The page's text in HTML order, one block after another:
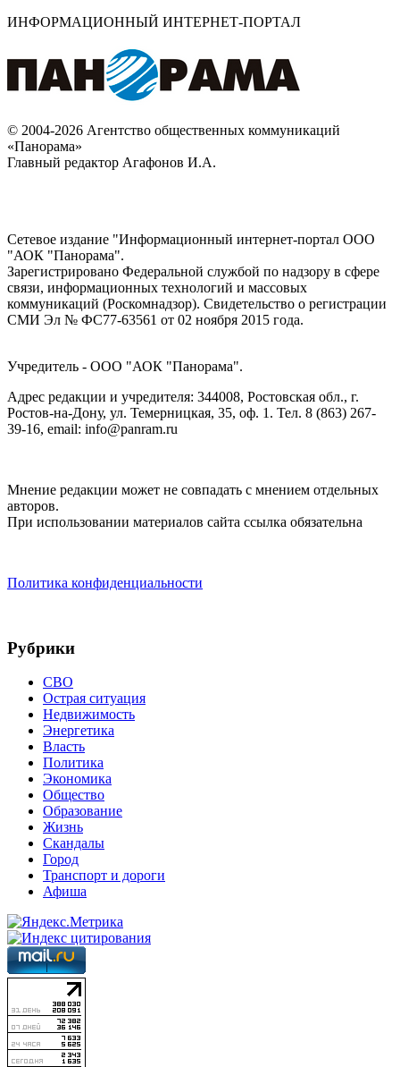
ИНФОРМАЦИОННЫЙ ИНТЕРНЕТ-ПОРТАЛ
© 2004-2026 Агентство общественных коммуникаций
«Панорама»
Главный редактор Агафонов И.А.
Сетевое издание "Информационный интернет-портал ООО
"АОК "Панорама".
Зарегистрировано Федеральной службой по надзору в сфере
связи, информационных технологий и массовых
коммуникаций (Роскомнадзор). Cвидетельство о регистрации
СМИ Эл № ФС77-63561 от 02 ноября 2015 года.
Учредитель - ООО "АОК "Панорама".
Адрес редакции и учредителя: 344008, Ростовская обл., г.
Ростов-на-Дону, ул. Темерницкая, 35, оф. 1. Тел. 8 (863) 267-
39-16, email: info@panram.ru
Мнение редакции может не совпадать с мнением отдельных
авторов.
При использовании материалов сайта ссылка обязательна
Политика конфиденциальности
Рубрики
СВО
Острая ситуация
Недвижимость
Энергетика
Власть
Политика
Экономика
Общество
Образование
Жизнь
Скандалы
Город
Транспорт и дороги
Афиша